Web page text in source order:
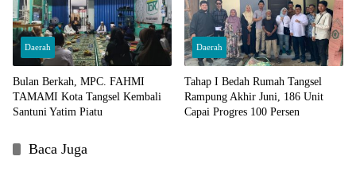
Daerah
Bulan Berkah, MPC. FAHMI
TAMAMI Kota Tangsel Kembali
Santuni Yatim Piatu
Daerah
Tahap I Bedah Rumah Tangsel
Rampung Akhir Juni, 186 Unit
Capai Progres 100 Persen
Baca Juga